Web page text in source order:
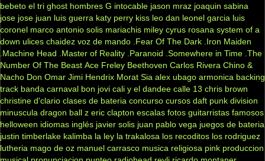
bebeto el tri ghost hombres G intocable jason mraz joaquin sabina
jose jose juan luis guerra katy perry kiss leo dan leonel garcia luis
coronel marco antonio solis mariachis miley cyrus rosana system of a
down ulices chaidez voz de mando .Fear Of The Dark .Iron Maiden
.Machine Head
.Master of Reality .Paranoid .Somewhere in Time .The
Number Of The Beast Ace Freley Beethoven Carlos Rivera Chino &
Nacho Don Omar Jimi Hendrix Morat Sia alex ubago armonica backing
track banda carnaval bon jovi cali y el dandee calle 13 chris brown
christine d'clario clases de bateria concurso cursos daft punk division
minuscula dragon ball z eric clapton escalas fotos guitarristas famosos
helloween idiomas inglés javier solis juan pablo vega juegos de bateria
justin timberlake kalimba la ley la trakalosa los recoditos los rodriguez
lutheria mago de oz manuel carrasco musica religiosa pink produccion